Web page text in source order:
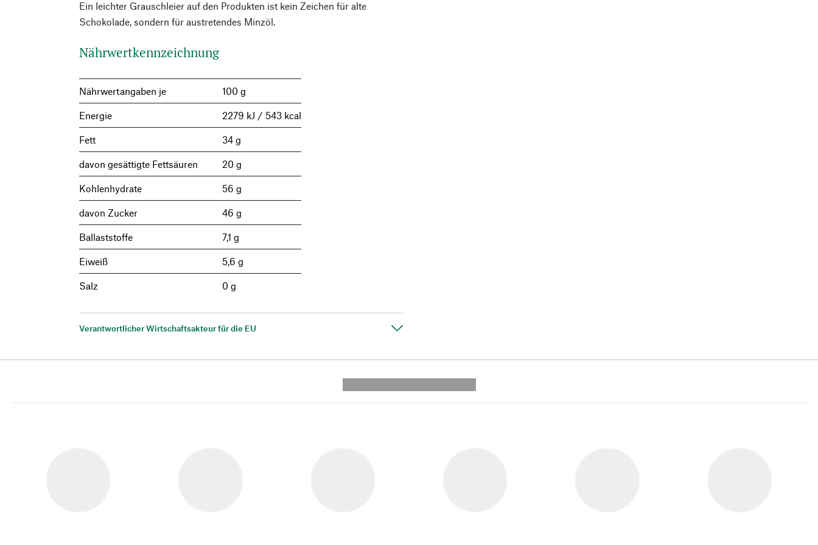
Ein leichter Grauschleier auf den Produkten ist kein Zeichen für alte
Schokolade, sondern für austretendes Minzöl.
Nährwertkennzeichnung
Nährwertangaben je 100 g
Energie 2279 kJ / 543 kcal
Fett 34 g
davon gesättigte Fettsäuren 20 g
Kohlenhydrate 56 g
davon Zucker 46 g
Ballaststoffe 7,1 g
Eiweiß 5,6 g
Salz 0 g
Verantwortlicher Wirtschaftsakteur für die EU